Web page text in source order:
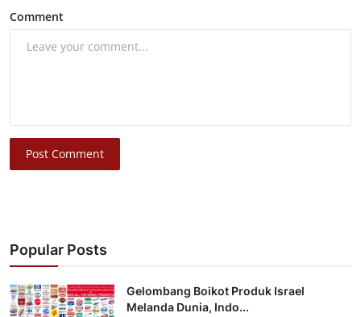
Comment
Post Comment
Popular Posts
Gelombang Boikot Produk Israel
Melanda Dunia, Indo...